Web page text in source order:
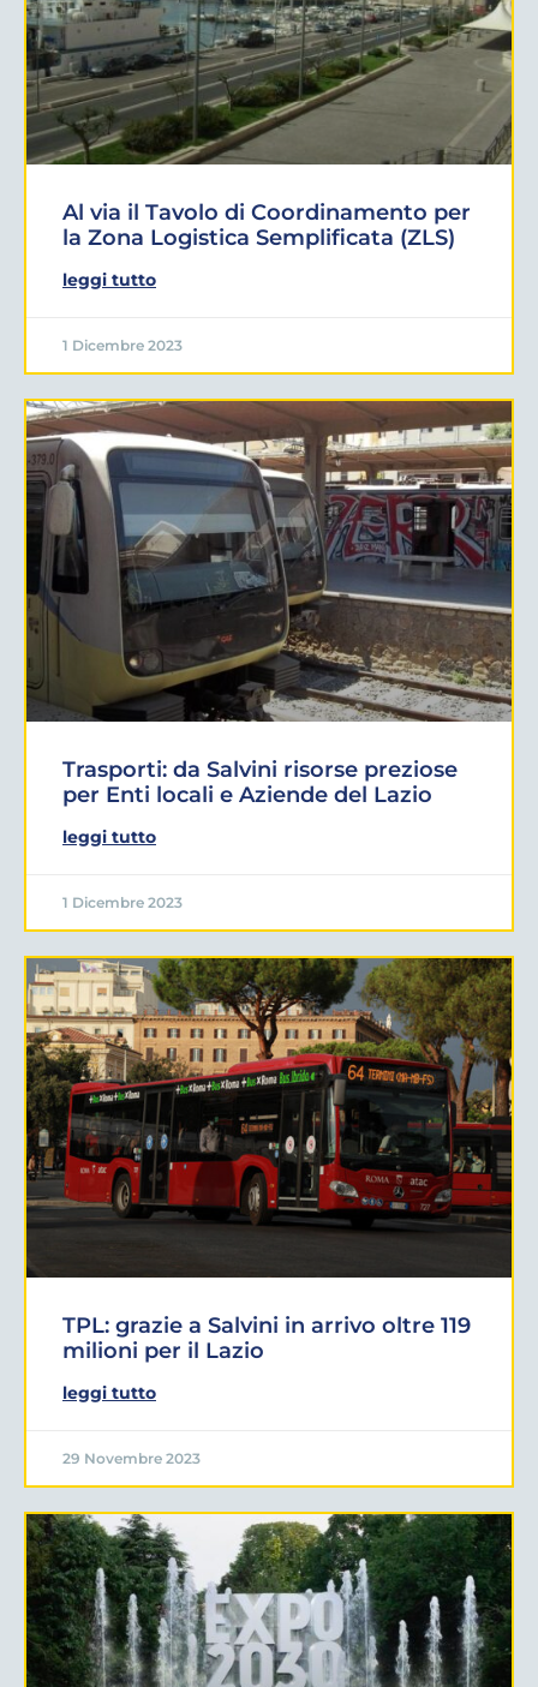
Al via il Tavolo di Coordinamento per
la Zona Logistica Semplificata (ZLS)
leggi tutto
1 Dicembre 2023
Trasporti: da Salvini risorse preziose
per Enti locali e Aziende del Lazio
leggi tutto
1 Dicembre 2023
TPL: grazie a Salvini in arrivo oltre 119
milioni per il Lazio
leggi tutto
29 Novembre 2023